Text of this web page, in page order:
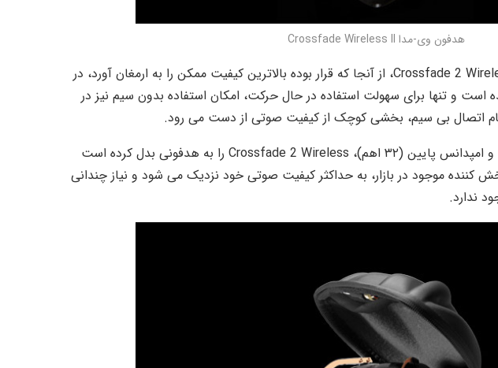
هدفون وی-مدا Crossfade Wireless II
طراحان این هدفون می گویند که Crossfade 2 Wireless، از آنجا که قرار بوده بالاترین کیفیت ممکن را به ارمغان آورد، در
و تنها برای سهولت استفاده در حال حرکت، امکان استفاده بدون سیم نیز در
اتصال بی سیم، بخشی کوچک از کیفیت صوتی از دست می رود.
به علاوه حساسیت بالا (۱۰۰ دسی بل) و امپدانس پایین (۳۲ اهم)، Crossfade 2 Wireless را به هدفونی بدل کرده است
کننده موجود در بازار، به حداکثر کیفیت صوتی خود نزدیک می شود و نیاز چندانی
ندارد.